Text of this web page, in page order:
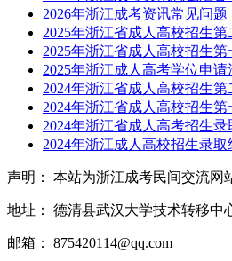
2026年浙江成考资讯常见问
2025年浙江省成人高校招生
2025年浙江省成人高校招生
2025年浙江成人高考学位申
2024年浙江省成人高校招生
2024年浙江省成人高校招生
2024年浙江省成人高考招生
2024年浙江成人高校招生录
声明： 本站为浙江成考民间交流网
地址： 德清县武汉大学技术转移中
邮箱： 875420114@qq.com